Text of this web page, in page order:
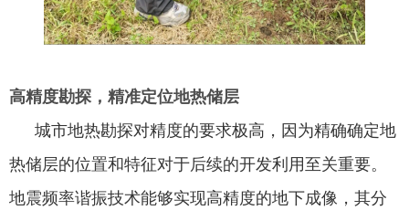
高精度勘探，精准定位地热储层
城市地热勘探对精度的要求极高，因为精确确定地
热储层的位置和特征对于后续的开发利用至关重要。
地震频率谐振技术能够实现高精度的地下成像，其分